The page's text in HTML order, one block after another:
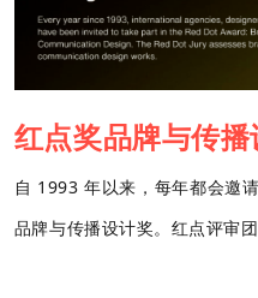
红点奖品牌与传
自 1993 年以来，每年都会邀
品牌与传播设计奖。红点评审